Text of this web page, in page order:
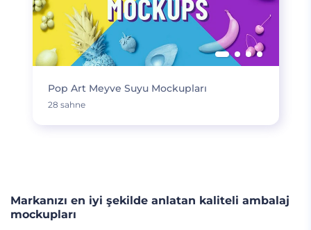
Pop Art Meyve Suyu Mockupları
28 sahne
Markanızı en iyi şekilde anlatan kaliteli ambalaj
mockupları